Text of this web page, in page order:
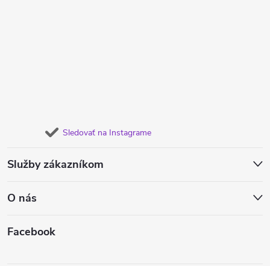
Sledovať na Instagrame
Služby zákazníkom
O nás
Facebook